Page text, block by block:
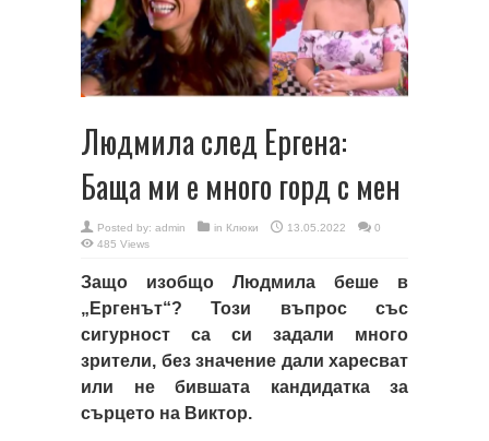
Людмила след Ергена:
Баща ми е много горд с мен
Posted by: admin in Клюки 13.05.2022
0
485 Views
Защо изобщо Людмила беше в
„Ергенът“? Този въпрос със
сигурност са си задали много
зрители, без значение дали харесват
или не бившата кандидатка за
сърцето на Виктор.